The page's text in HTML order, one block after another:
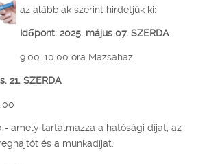
az alábbiak szerint hirdetjük ki:
Időpont: 2025. május 07. SZERDA
9.00-10.00 óra Mázsaház
21. SZERDA
amely tartalmazza a hatósági díjat, az
és a munkadíjat.